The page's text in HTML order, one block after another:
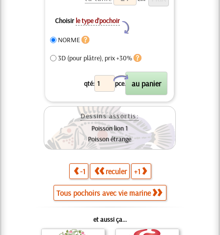
Choisir le type d’pochoir
Y
NORME
3D (pour plâtre), prix +30%
qté: pce.
X
Dessins assortis:
Poisson lion 1
Poisson étrange
-1 reculer +1
Tous pochoirs avec vie marine
et aussi ça...